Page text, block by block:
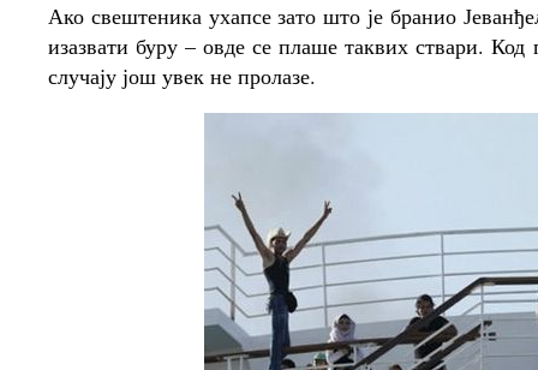
Ако свештеника ухапсе зато што је бранио
изазвати буру – овде се плаше таквих ствари.
случају још увек не пролазе.